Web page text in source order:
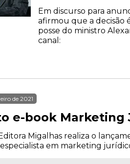
Em discurso para
afirmou que a decisão
posse do ministro
canal:
de 2021
e-book Marketing
Editora Migalhas realiza o
em marketing